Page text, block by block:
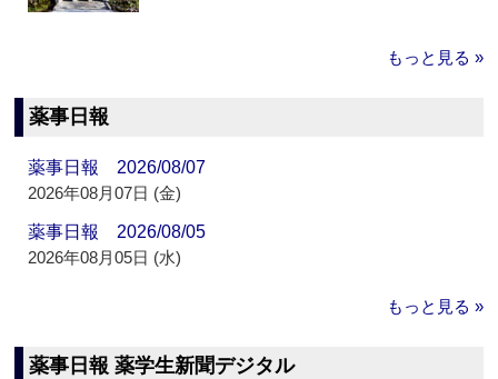
もっと見る »
薬事日報
薬事日報 2026/08/07
2026年08月07日 (金)
薬事日報 2026/08/05
2026年08月05日 (水)
もっと見る »
薬事日報 薬学生新聞デジタル